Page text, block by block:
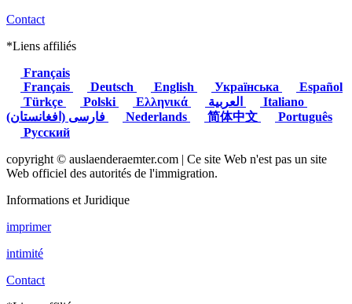
Contact
*Liens affiliés
Français
Français
Deutsch English Українська
Español
Türkçe
Polski Ελληνικά
Italiano
Nederlands 简体中文
Português
Русский
copyright © auslaenderaemter.com | Ce site Web n'est pas un site
Web officiel des autorités de l'immigration.
Informations et Juridique
imprimer
intimité
Contact